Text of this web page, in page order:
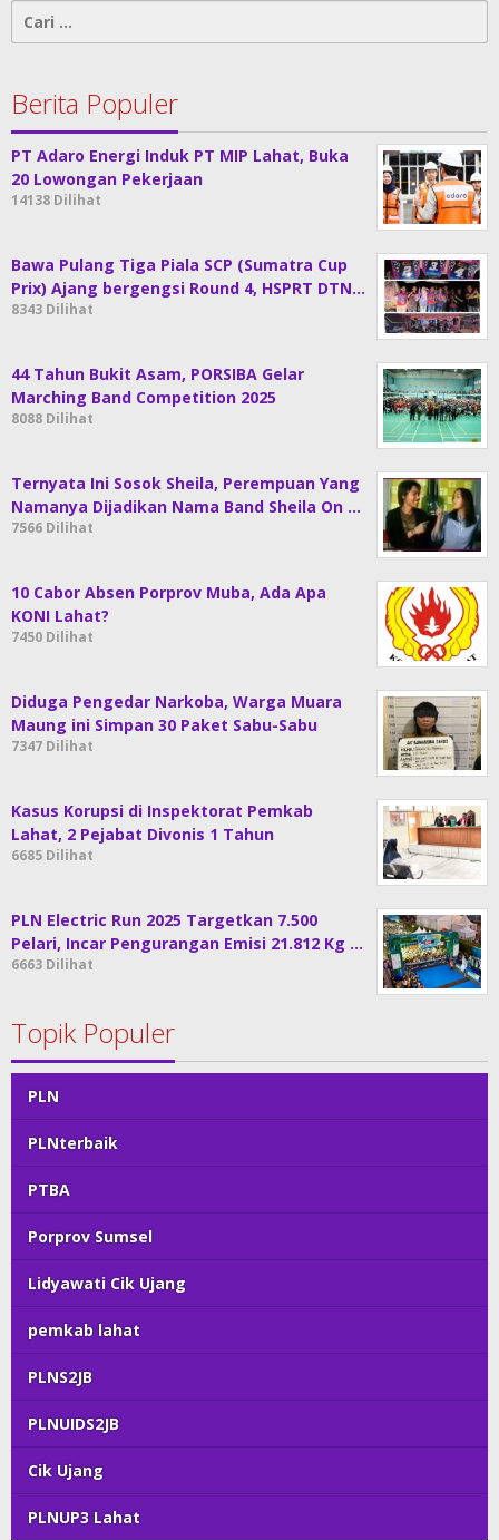
Cari
untuk:
Berita Populer
PT Adaro Energi Induk PT MIP Lahat, Buka
20 Lowongan Pekerjaan
14138 Dilihat
Bawa Pulang Tiga Piala SCP (Sumatra Cup
Prix) Ajang bergengsi Round 4, HSPRT DTN…
8343 Dilihat
44 Tahun Bukit Asam, PORSIBA Gelar
Marching Band Competition 2025
8088 Dilihat
Ternyata Ini Sosok Sheila, Perempuan Yang
Namanya Dijadikan Nama Band Sheila On …
7566 Dilihat
10 Cabor Absen Porprov Muba, Ada Apa
KONI Lahat?
7450 Dilihat
Diduga Pengedar Narkoba, Warga Muara
Maung ini Simpan 30 Paket Sabu-Sabu
7347 Dilihat
Kasus Korupsi di Inspektorat Pemkab
Lahat, 2 Pejabat Divonis 1 Tahun
6685 Dilihat
PLN Electric Run 2025 Targetkan 7.500
Pelari, Incar Pengurangan Emisi 21.812 Kg …
6663 Dilihat
Topik Populer
PLN
PLNterbaik
PTBA
Porprov Sumsel
Lidyawati Cik Ujang
pemkab lahat
PLNS2JB
PLNUIDS2JB
Cik Ujang
PLNUP3 Lahat